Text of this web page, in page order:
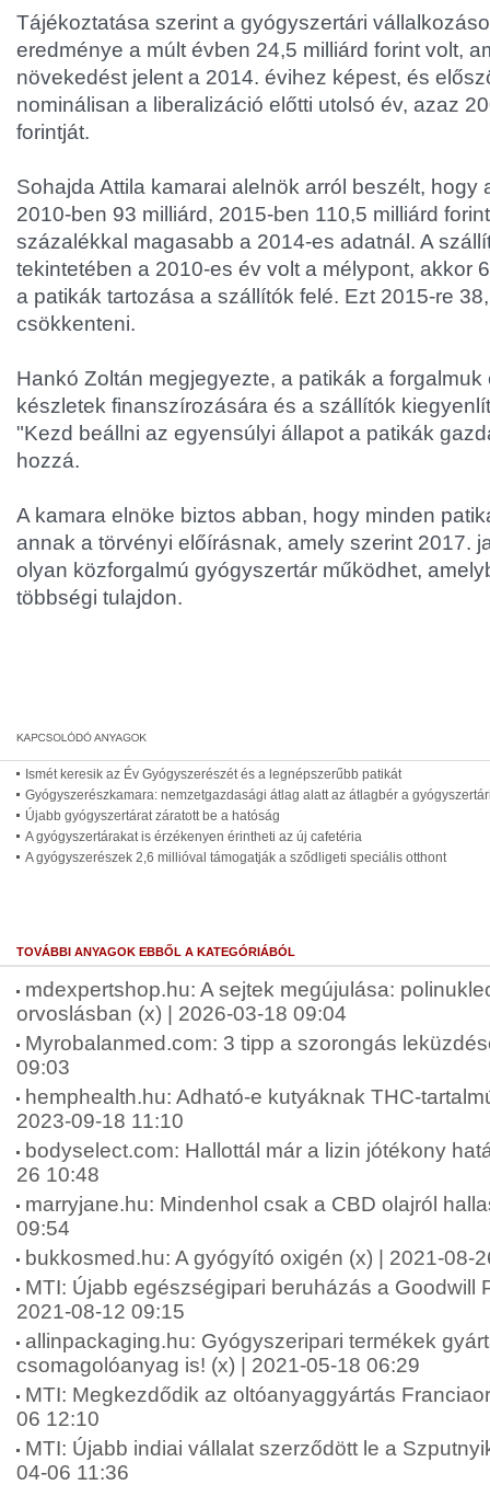
Tájékoztatása szerint a gyógyszertári
eredménye a múlt évben 24,5 milliárd forint volt,
növekedést jelent a 2014. évihez képest, és
nominálisan a liberalizáció előtti utolsó év, azaz
forintját.
Sohajda Attila kamarai alelnök arról beszélt, hogy
2010-ben 93 milliárd, 2015-ben 110,5 milliárd
százalékkal magasabb a 2014-es adatnál. A
tekintetében a 2010-es év volt a mélypont, akkor
a patikák tartozása a szállítók felé. Ezt 2015-re
csökkenteni.
Hankó Zoltán megjegyezte, a patikák a
készletek finanszírozására és a szállítók
"Kezd beállni az egyensúlyi állapot a patikák
hozzá.
A kamara elnöke biztos abban, hogy minden
annak a törvényi előírásnak, amely szerint 2017.
olyan közforgalmú gyógyszertár működhet,
többségi tulajdon.
Ismét keresik az Év Gyógyszerészét és a legnépszerűbb patikát
Gyógyszerészkamara: nemzetgazdasági átlag alatt az átlagbér a
Újabb gyógyszertárat záratott be a hatóság
A gyógyszertárakat is érzékenyen érintheti az új cafetéria
A gyógyszerészek 2,6 millióval támogatják a sződligeti speciális otthont
TOVÁBBI ANYAGOK EBBŐL A KATEGÓRIÁBÓL
mdexpertshop.hu: A sejtek megújulása:
orvoslásban (x) | 2026-03-18 09:04
Myrobalanmed.com: 3 tipp a szorongás
09:03
hemphealth.hu: Adható-e kutyáknak THC-
2023-09-18 11:10
bodyselect.com: Hallottál már a lizin jótékony
26 10:48
marryjane.hu: Mindenhol csak a CBD olajról
09:54
bukkosmed.hu: A gyógyító oxigén (x) | 2021-08-
MTI: Újabb egészségipari beruházás a Goodwill
2021-08-12 09:15
allinpackaging.hu: Gyógyszeripari termékek
csomagolóanyag is! (x) | 2021-05-18 06:29
MTI: Megkezdődik az oltóanyaggyártás
06 12:10
MTI: Újabb indiai vállalat szerződött le a
04-06 11:36